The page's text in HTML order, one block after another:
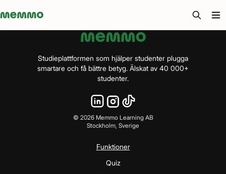
Memmo - AI-verktyg och digital kurslitteratur
Studieplattformen som hjälper studenter plugga
smartare och få bättre betyg. Älskat av 40 000+
studenter.
© 2026Memmo Learning AB
Stockholm, Sverige
Funktioner
Quiz